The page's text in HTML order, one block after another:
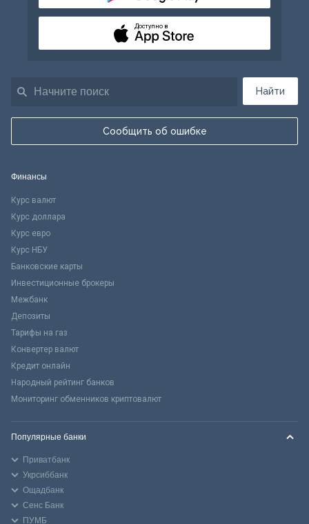
Найти
Сообщить об ошибке
Доступно в
Финансы
Курс валют
Курс доллара
Курс евро
Курс НБУ
Банковские карты
Инвестиционные брокеры
Межбанк
Депозиты
Тарифы на газ
Конвертер валют
Кредит онлайн
Народный рейтинг банков
Мониторинг обменников криптовалют
Популярные банки
Приватбанк
Укрсиббанк
Ощадбанк
Сенс Банк
ПУМБ